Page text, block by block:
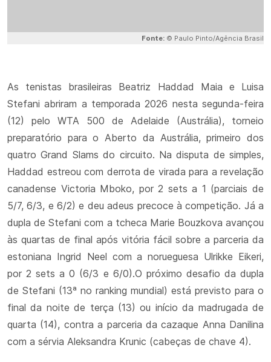
Fonte: © Paulo Pinto/Agência Brasil
As tenistas brasileiras Beatriz Haddad Maia e Luisa
Stefani abriram a temporada 2026 nesta segunda-feira
(12) pelo WTA 500 de Adelaide (Austrália), torneio
preparatório para o Aberto da Austrália, primeiro dos
quatro Grand Slams do circuito. Na disputa de simples,
Haddad estreou com derrota de virada para a revelação
canadense Victoria Mboko, por 2 sets a 1 (parciais de
5/7, 6/3, e 6/2) e deu adeus precoce à competição. Já a
dupla de Stefani com a tcheca Marie Bouzkova avançou
às quartas de final após vitória fácil sobre a parceria da
estoniana Ingrid Neel com a norueguesa Ulrikke Eikeri,
por 2 sets a 0 (6/3 e 6/0).O próximo desafio da dupla
de Stefani (13ª no ranking mundial) está previsto para o
final da noite de terça (13) ou início da madrugada de
quarta (14), contra a parceria da cazaque Anna Danilina
com a sérvia Aleksandra Krunic (cabeças de chave 4).